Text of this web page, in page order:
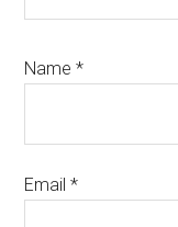
Name*
Email*